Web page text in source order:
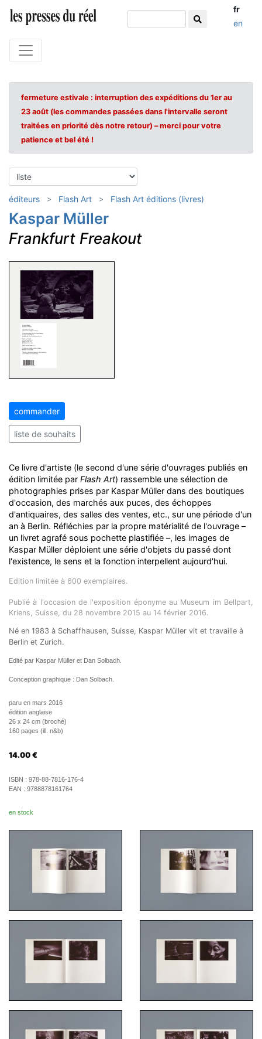
fr
en
fermeture estivale : interruption des expéditions du 1er au
23 août (les commandes passées dans l'intervalle seront
traitées en priorité dès notre retour) – merci pour votre
patience et bel été !
éditeurs Flash Art Flash Art éditions (livres)
Kaspar Müller
Frankfurt Freakout
commander
liste de souhaits
Ce livre d'artiste (le second d'une série d'ouvrages publiés en
édition limitée par Flash Art) rassemble une sélection de
photographies prises par Kaspar Müller dans des boutiques
d'occasion, des marchés aux puces, des échoppes
d'antiquaires, des salles des ventes, etc., sur une période d'un
an à Berlin. Réfléchies par la propre matérialité de l'ouvrage –
un livret agrafé sous pochette plastifiée –, les images de
Kaspar Müller déploient une série d'objets du passé dont
l'existence, le sens et la fonction interpellent aujourd'hui.
Edition limitée à 600 exemplaires.
Publié à l'occasion de l'exposition éponyme au Museum im Bellpart,
Kriens, Suisse, du 28 novembre 2015 au 14 février 2016.
Né en 1983 à Schaffhausen, Suisse, Kaspar Müller vit et travaille à
Berlin et Zurich.
Edité par Kaspar Müller et Dan Solbach.
Conception graphique : Dan Solbach.
paru en mars 2016
édition anglaise
26 x 24 cm (broché)
160 pages (ill. n&b)
14.00 €
ISBN : 978-88-7816-176-4
EAN : 9788878161764
en stock